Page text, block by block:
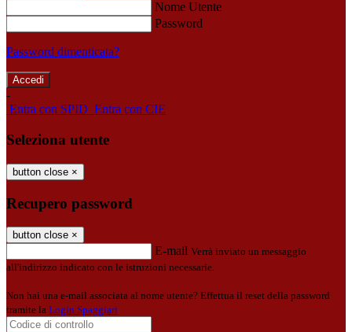
Nome Utente
Password
Password dimenticata?
-
Entra con SPID Entra con CIE
Seleziona utente
button close ×
Recupero password
button close ×
E-mail Verrà inviato un messaggio
all'indirizzo indicato con le istruzioni necessarie.
Non hai una e-mail associata al nome utente? Effettua il reset della password
tramite la Login Spaggiari